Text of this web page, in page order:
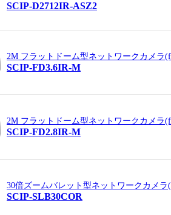
SCIP-D2712IR-ASZ2
2M フラットドーム型ネットワークカメ
SCIP-FD3.6IR-M
2M フラットドーム型ネットワークカメラ
SCIP-FD2.8IR-M
30倍ズームバレット型ネットワークカメラ
SCIP-SLB30COR